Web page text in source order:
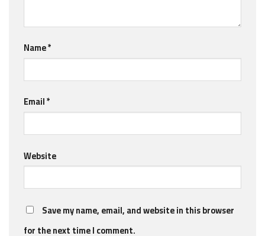
Name*
Email*
Website
Save my name, email, and website in this browser
for the next time I comment.